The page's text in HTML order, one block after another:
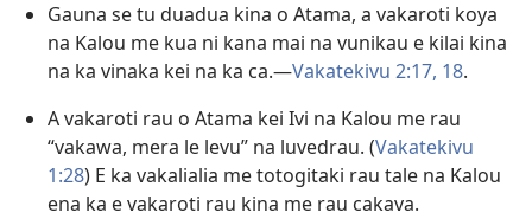
Gauna se tu duadua kina o Atama, a vakaroti koya
na Kalou me kua ni kana mai na vunikau e kilai kina
na ka vinaka kei na ka ca.—Vakatekivu 2:17, 18.
A vakaroti rau o Atama kei Ivi na Kalou me rau
“vakawa, mera le levu” na luvedrau. (Vakatekivu
1:28) E ka vakalialia me totogitaki rau tale na Kalou
ena ka e vakaroti rau kina me rau cakava.